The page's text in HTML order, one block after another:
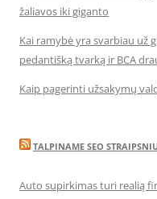
žaliavos iki giganto
Kai ramybė yra svarbiau už
pedantišką tvarką ir BCA
Kaip pagerinti užsakymų
TALPINAME SEO
Auto supirkimas turi realią